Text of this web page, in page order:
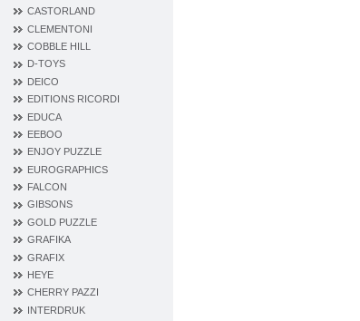
CASTORLAND
CLEMENTONI
COBBLE HILL
D‐TOYS
DEICO
EDITIONS RICORDI
EDUCA
EEBOO
ENJOY PUZZLE
EUROGRAPHICS
FALCON
GIBSONS
GOLD PUZZLE
GRAFIKA
GRAFIX
HEYE
CHERRY PAZZI
INTERDRUK